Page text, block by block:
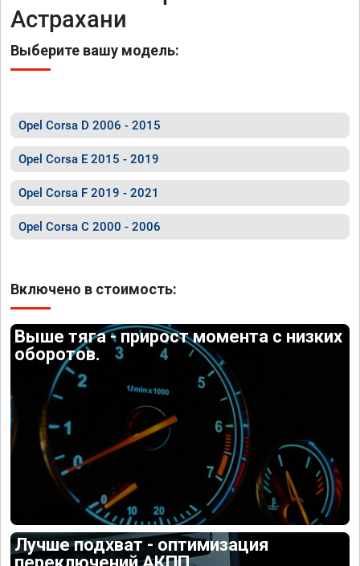
Астрахани
Выберите вашу модель:
Opel Corsa D 2006 - 2015
Opel Corsa E 2015 - 2019
Opel Corsa F 2019 - 2021
Opel Corsa C 2000 - 2006
Включено в стоимость:
Выше тяга - прирост момента с низких
оборотов.
Лучше подхват - оптимизация